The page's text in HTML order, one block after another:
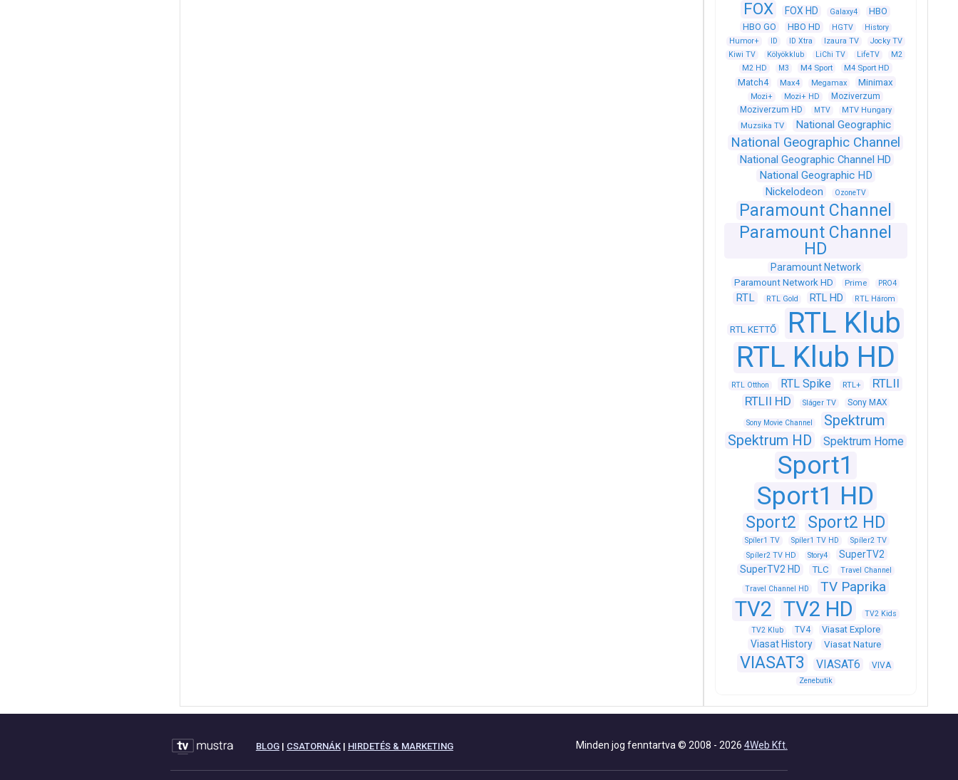
FOX FOX HD Galaxy4
HBO
HBO GO
HBO HD HGTV
History
Humor+
ID ID Xtra Izaura TV
Jocky TV
Kiwi TV
Kölyökklub LiChi TV LifeTV
M2
M2 HD
M3 M4 Sport M4 Sport HD
Match4 Max4 Megamax Minimax
Mozi+ Mozi+ HD
Moziverzum
Moziverzum HD
MTV MTV Hungary
Muzsika TV National Geographic
National Geographic Channel
National Geographic Channel HD
National Geographic HD
Nickelodeon
OzoneTV
Paramount Channel
Paramount Channel
HD
Paramount Network
Paramount Network HD Prime PRO4
RTL RTL Gold RTL HD RTL Három
RTL KETTŐ
RTL Klub
RTL Klub HD
RTL Otthon RTL Spike RTL+
RTLII
RTLII HD
Sláger TV Sony MAX
Sony Movie Channel
Spektrum
Spektrum HD
Spektrum Home
Sport1
Sport1 HD
Sport2 Sport2 HD
Spíler1 TV Spíler1 TV HD
Spíler2 TV
Spíler2 TV HD
Story4
SuperTV2
SuperTV2 HD
TLC
Travel Channel
Travel Channel HD
TV Paprika
TV2 TV2 HD
TV2 Kids
TV2 Klub
TV4 Viasat Explore
Viasat History Viasat Nature
VIASAT3 VIASAT6 VIVA
Zenebutik
BLOG| CSATORNÁK| HIRDETÉS & MARKETING Minden jog fenntartva © 2008 - 2026 4Web Kft.